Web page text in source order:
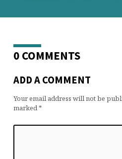
0 COMMENTS
ADD A COMMENT
Your email address will not be
marked *